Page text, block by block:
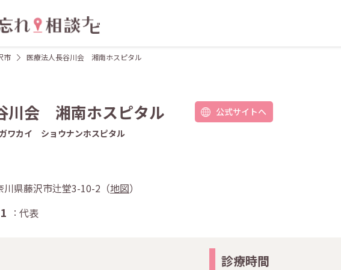
市 医療法人長谷川会 湘南ホスピタル
川会 湘南ホスピタル
公式サイトへ
ワカイ ショウナンホスピタル
川県藤沢市辻堂3-10-2（地図）
代表
診療時間